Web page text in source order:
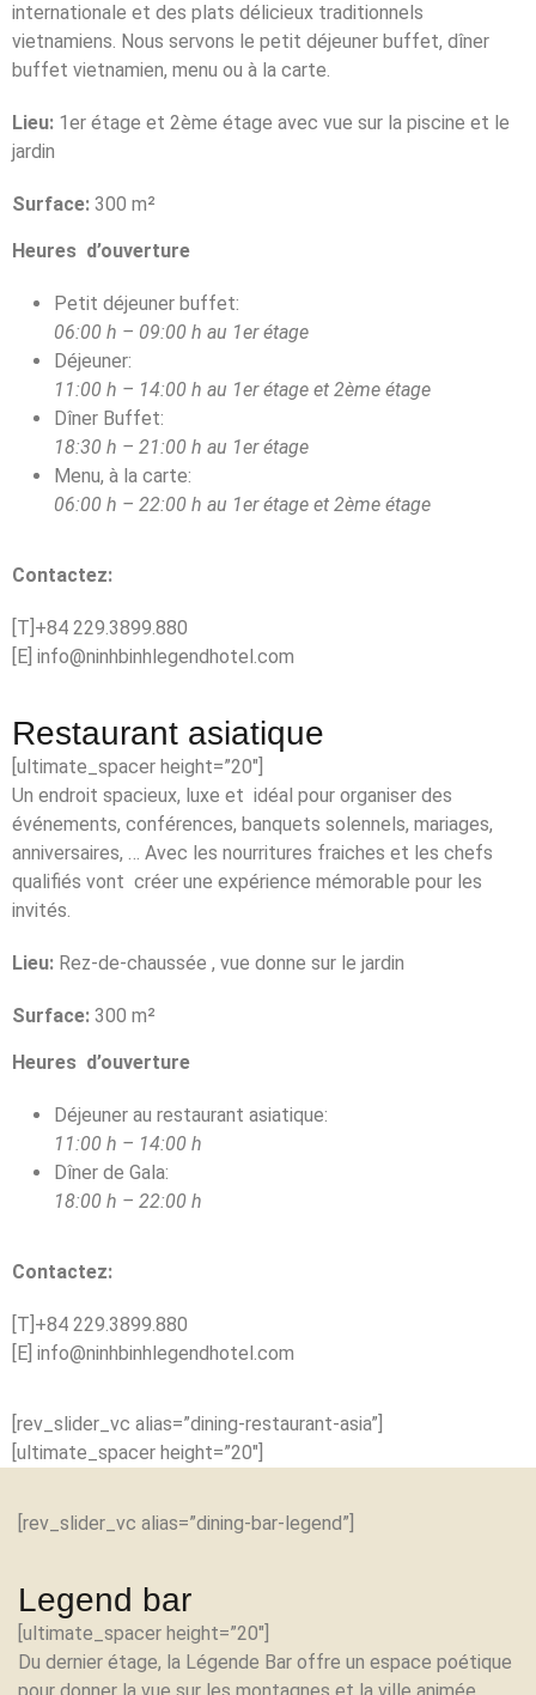
internationale et des plats délicieux traditionnels
vietnamiens. Nous servons le petit déjeuner buffet, dîner
buffet vietnamien, menu ou à la carte.
Lieu: 1er étage et 2ème étage avec vue sur la piscine et le
jardin
Surface: 300 m²
Heures d’ouverture
Petit déjeuner buffet:
06:00 h – 09:00 h au 1er étage
Déjeuner:
11:00 h – 14:00 h au 1er étage et 2ème étage
Dîner Buffet:
18:30 h – 21:00 h au 1er étage
Menu, à la carte:
06:00 h – 22:00 h au 1er étage et 2ème étage
Contactez:
[T]+84 229.3899.880
[E] info@ninhbinhlegendhotel.com
Restaurant asiatique
[ultimate_spacer height=”20″]
Un endroit spacieux, luxe et idéal pour organiser des
événements, conférences, banquets solennels, mariages,
anniversaires, … Avec les nourritures fraiches et les chefs
qualifiés vont créer une expérience mémorable pour les
invités.
Lieu: Rez-de-chaussée , vue donne sur le jardin
Surface: 300 m²
Heures d’ouverture
Déjeuner au restaurant asiatique:
11:00 h – 14:00 h
Dîner de Gala:
18:00 h – 22:00 h
Contactez:
[T]+84 229.3899.880
[E] info@ninhbinhlegendhotel.com
[rev_slider_vc alias=”dining-restaurant-asia”]
[ultimate_spacer height=”20″]
[rev_slider_vc alias=”dining-bar-legend”]
Legend bar
[ultimate_spacer height=”20″]
Du dernier étage, la Légende Bar offre un espace poétique